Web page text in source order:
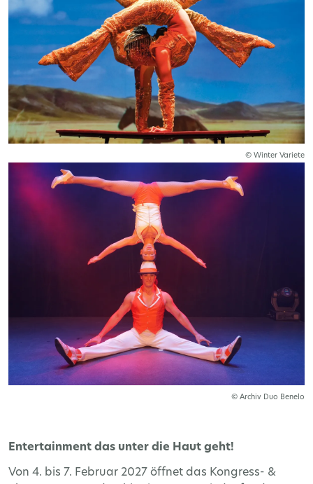
© Winter Variete
© Archiv Duo Benelo
Entertainment das unter die Haut geht!
Von 4. bis 7. Februar 2027 öffnet das Kongress- &